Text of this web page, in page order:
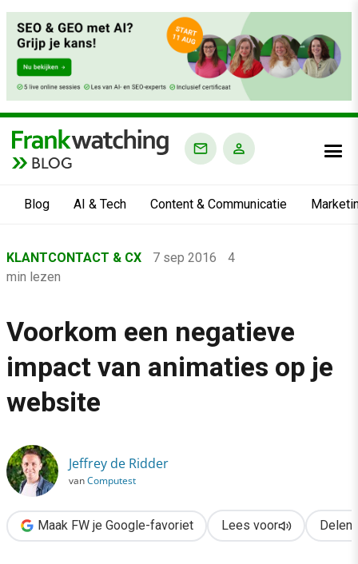
BLOG
Blog AI & Tech Content & Communicatie
›
Klantcontact & CX
Voorkom een negatieve impact van animaties op je website
KLANTCONTACT & CX 7 sep 2016
4
min lezen
Voorkom een negatieve
impact van animaties op je
website
Jeffrey de Ridder
vanComputest
Maak FW je Google-favoriet Lees voor Delen